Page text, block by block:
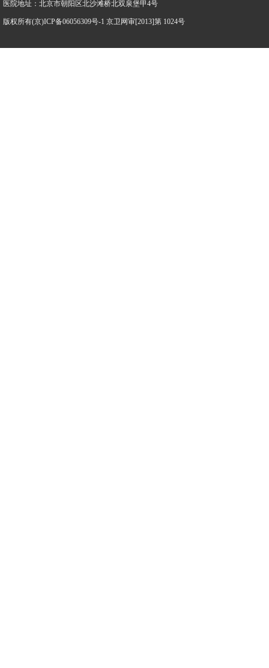
医院地址：北京市朝阳区北沙滩桥北双泉堡甲4号
版权所有(京)ICP备06056309号-1 京卫网审[2013]第 1024号